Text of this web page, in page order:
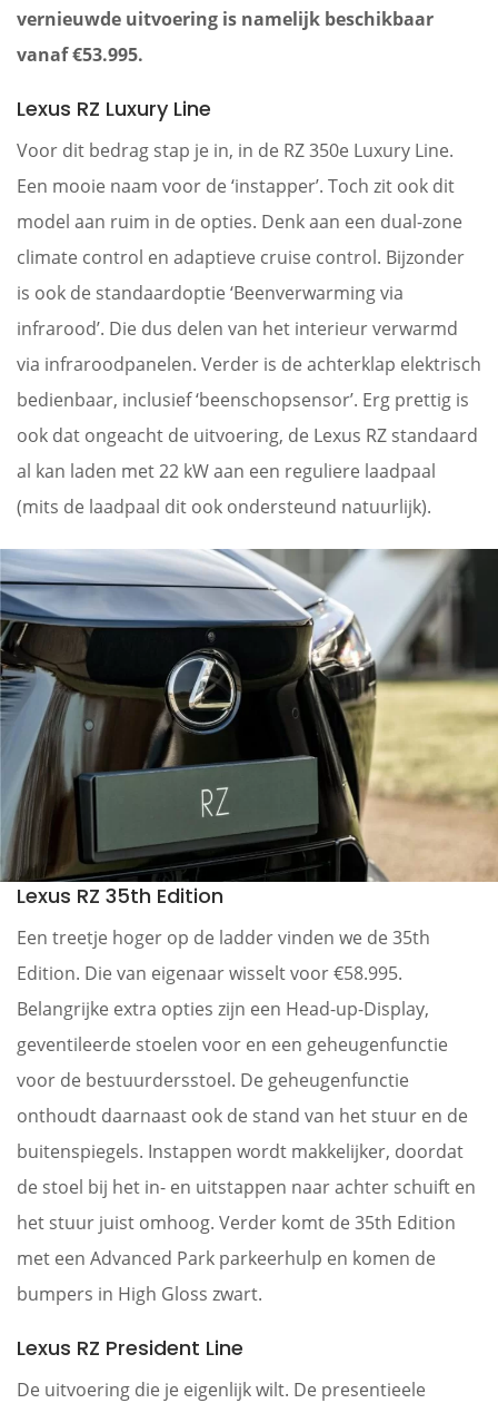
vernieuwde uitvoering is namelijk beschikbaar
vanaf €53.995.
Lexus RZ Luxury Line
Voor dit bedrag stap je in, in de RZ 350e Luxury Line.
Een mooie naam voor de ‘instapper’. Toch zit ook dit
model aan ruim in de opties. Denk aan een dual-zone
climate control en adaptieve cruise control. Bijzonder
is ook de standaardoptie ‘Beenverwarming via
infrarood’. Die dus delen van het interieur verwarmd
via infraroodpanelen. Verder is de achterklap elektrisch
bedienbaar, inclusief ‘beenschopsensor’. Erg prettig is
ook dat ongeacht de uitvoering, de Lexus RZ standaard
al kan laden met 22 kW aan een reguliere laadpaal
(mits de laadpaal dit ook ondersteund natuurlijk).
Lexus RZ 35th Edition
Een treetje hoger op de ladder vinden we de 35th
Edition. Die van eigenaar wisselt voor €58.995.
Belangrijke extra opties zijn een Head-up-Display,
geventileerde stoelen voor en een geheugenfunctie
voor de bestuurdersstoel. De geheugenfunctie
onthoudt daarnaast ook de stand van het stuur en de
buitenspiegels. Instappen wordt makkelijker, doordat
de stoel bij het in- en uitstappen naar achter schuift en
het stuur juist omhoog. Verder komt de 35th Edition
met een Advanced Park parkeerhulp en komen de
bumpers in High Gloss zwart.
Lexus RZ President Line
De uitvoering die je eigenlijk wilt. De presentieele